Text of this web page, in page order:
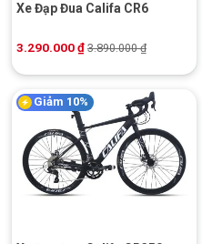
Xe Đạp Đua Califa CR6
3.290.000₫ 3.890.000₫
Giảm 10%